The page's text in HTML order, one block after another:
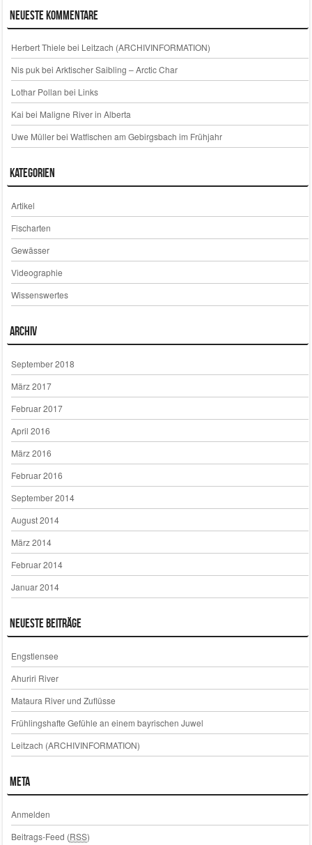
Neueste Kommentare
Herbert Thiele bei Leitzach (ARCHIVINFORMATION)
Nis pukbei Arktischer Saibling – Arctic Char
Lothar Pollan bei Links
Kai bei Maligne River in Alberta
Uwe Müllerbei Watfischen am Gebirgsbach im Frühjahr
Kategorien
Artikel
Fischarten
Gewässer
Videographie
Wissenswertes
Archiv
September 2018
März 2017
Februar 2017
April 2016
März 2016
Februar 2016
September 2014
August 2014
März 2014
Februar 2014
Januar 2014
Neueste Beiträge
Engstlensee
Ahuriri River
Mataura River und Zuflüsse
Frühlingshafte Gefühle an einem bayrischen Juwel
Leitzach (ARCHIVINFORMATION)
Meta
Anmelden
Beitrags-Feed (RSS)